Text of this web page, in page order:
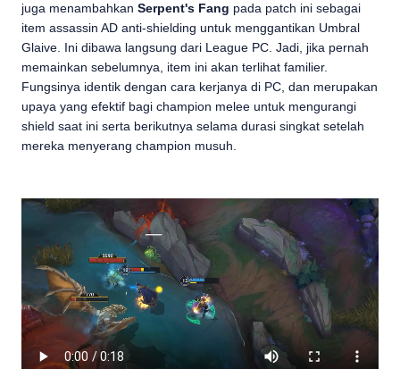
juga menambahkan Serpent's Fang pada patch ini sebagai
item assassin AD anti-shielding untuk menggantikan Umbral
Glaive. Ini dibawa langsung dari League PC. Jadi, jika pernah
memainkan sebelumnya, item ini akan terlihat familier.
Fungsinya identik dengan cara kerjanya di PC, dan merupakan
upaya yang efektif bagi champion melee untuk mengurangi
shield saat ini serta berikutnya selama durasi singkat setelah
mereka menyerang champion musuh.